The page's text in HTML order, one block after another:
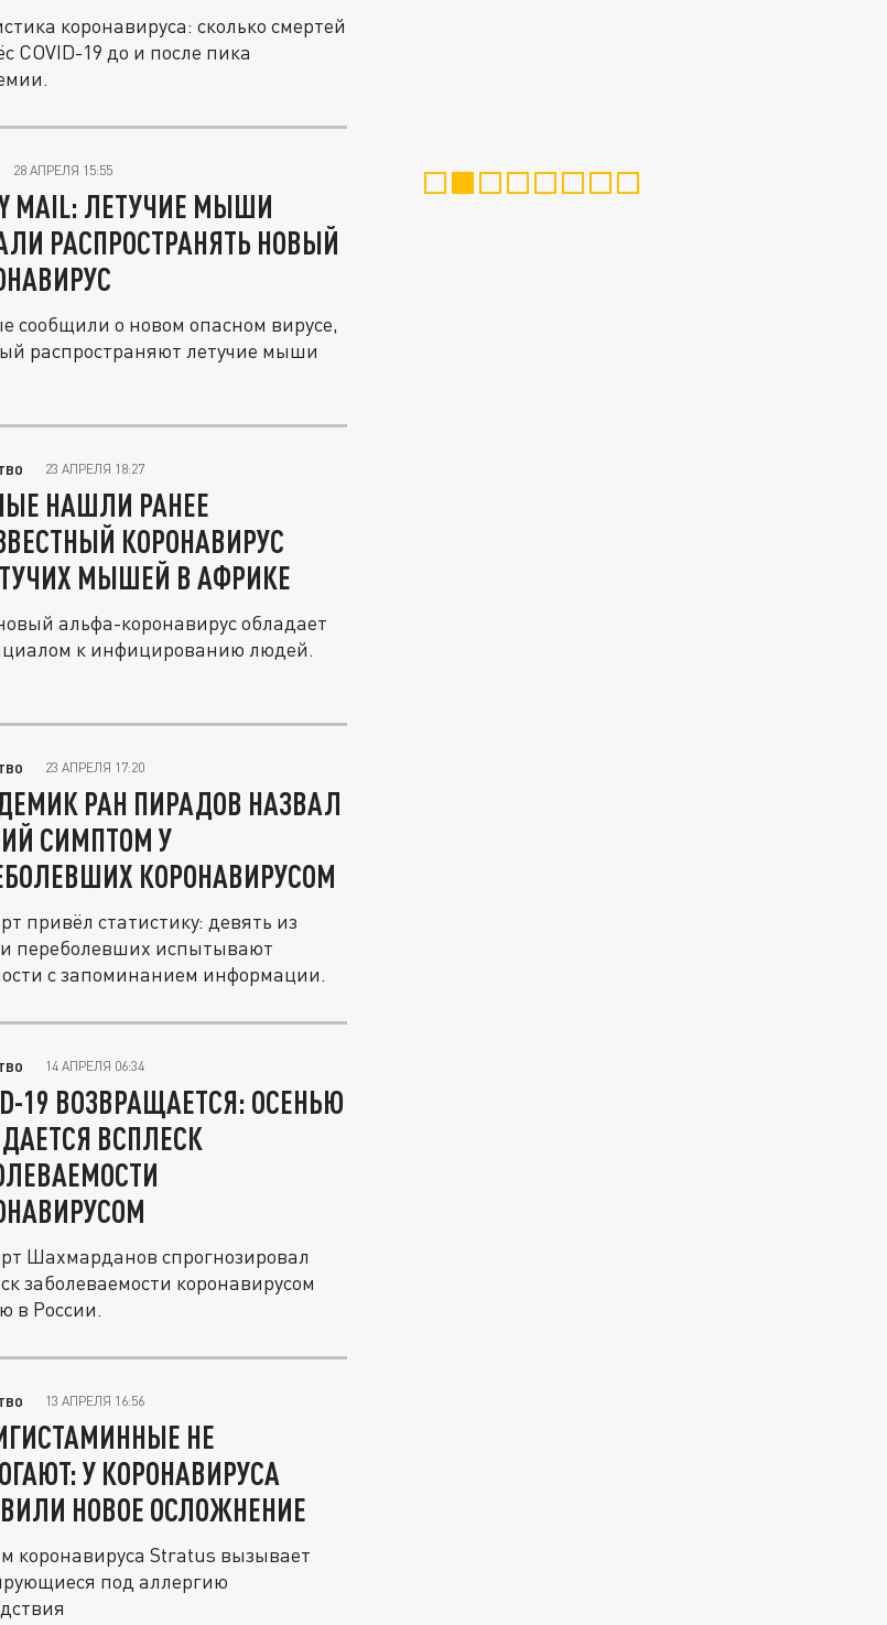
коронавируса: сколько смертей
COVID-19 до и после пика
28 АПРЕЛЯ 15:55
MAIL: ЛЕТУЧИЕ МЫШИ
РАСПРОСТРАНЯТЬ НОВЫЙ
сообщили о новом опасном вирусе,
распространяют летучие мыши
23 АПРЕЛЯ 18:27
НАШЛИ РАНЕЕ
КОРОНАВИРУС
МЫШЕЙ В АФРИКЕ
альфа-коронавирус обладает
к инфицированию людей.
23 АПРЕЛЯ 17:20
РАН ПИРАДОВ НАЗВАЛ
СИМПТОМ У
КОРОНАВИРУСОМ
привёл статистику: девять из
переболевших испытывают
с запоминанием информации.
14 АПРЕЛЯ 06:34
19 ВОЗВРАЩАЕТСЯ: ОСЕНЬЮ
ВСПЛЕСК
Шахмарданов спрогнозировал
заболеваемости коронавирусом
в России.
13 АПРЕЛЯ 16:56
НЕ
У КОРОНАВИРУСА
НОВОЕ ОСЛОЖНЕНИЕ
коронавируса Stratus вызывает
под аллергию